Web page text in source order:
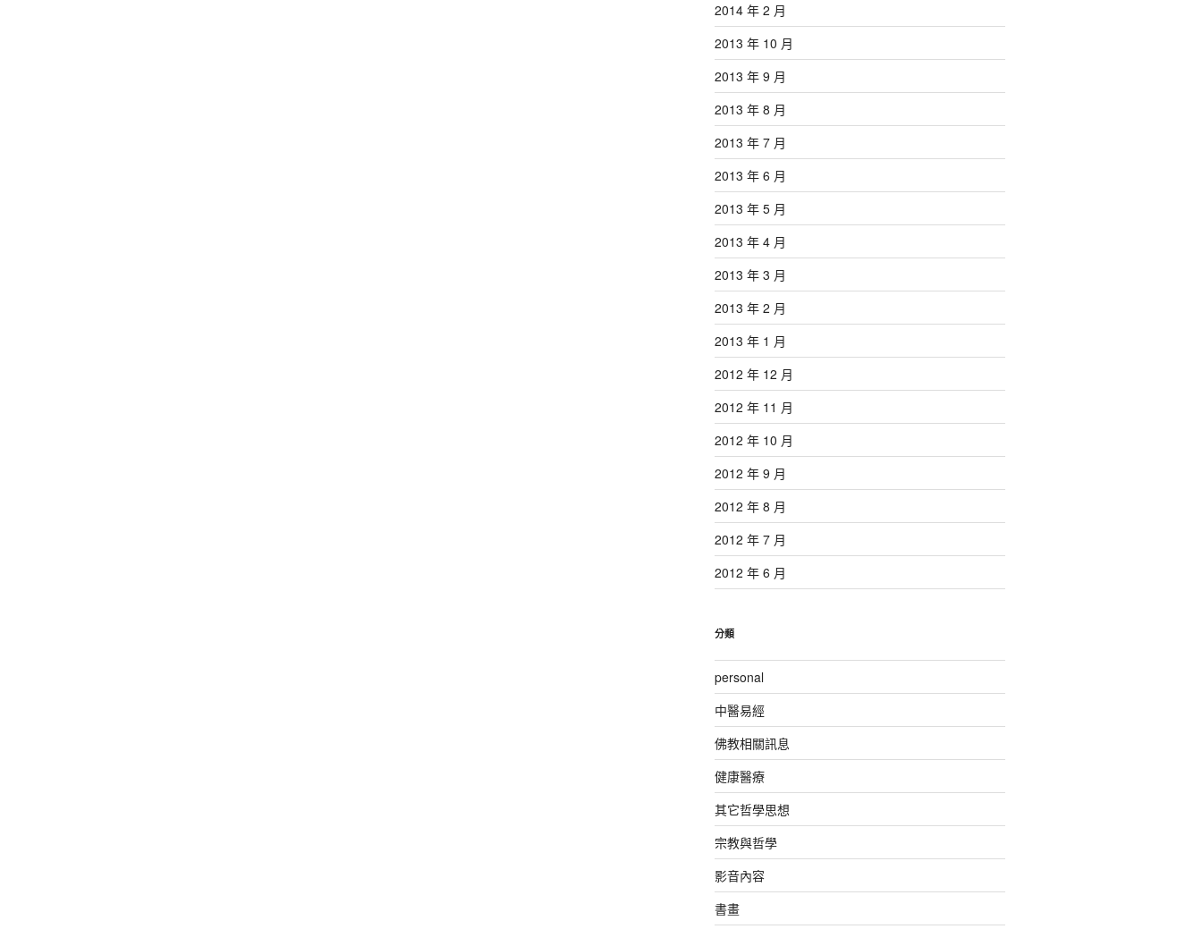
2014 年 2 月
2013 年 10 月
2013 年 9 月
2013 年 8 月
2013 年 7 月
2013 年 6 月
2013 年 5 月
2013 年 4 月
2013 年 3 月
2013 年 2 月
2013 年 1 月
2012 年 12 月
2012 年 11 月
2012 年 10 月
2012 年 9 月
2012 年 8 月
2012 年 7 月
2012 年 6 月
分類
personal
中醫易經
佛教相關訊息
健康醫療
其它哲學思想
宗教與哲學
影音內容
書畫